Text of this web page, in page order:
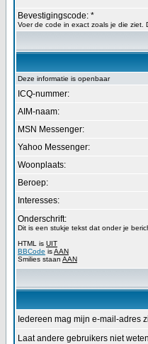
Bevestigingscode: *
Voer de code in exact zoals je die
Deze informatie is openbaar
ICQ-nummer:
AIM-naam:
MSN Messenger:
Yahoo Messenger:
Woonplaats:
Beroep:
Interesses:
Onderschrift:
Dit is een stukje tekst dat onder je
HTML is UIT
BBCode isAAN
Smilies staan AAN
Iedereen mag mijn e-mail-adres
Laat andere gebruikers niet